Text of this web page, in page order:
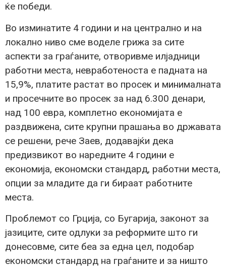
ќе победи.
Во изминатите 4 години и на централно и на
локално ниво сме воделе грижа за сите
аспекти за граѓаните, отворивме илјадници
работни места, невработеноста е падната на
15,9%, платите растат во просек и минималната
и просечните во просек за над 6.300 денари,
над 100 евра, комплетно економијата е
раздвижена, сите крупни прашања во државата
се решени, рече Заев, додавајќи дека
предизвикот во наредните 4 години е
економија, економски стандард, работни места,
опции за младите да ги бираат работните
места.
Проблемот со Грција, со Бугарија, законот за
јазиците, сите одлуки за реформите што ги
донесовме, сите беа за една цел, подобар
економски стандард на граѓаните и за ништо